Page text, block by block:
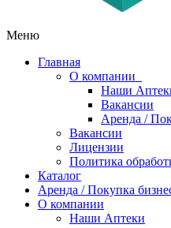
Меню
Главная
О компании
Наши
Вакансии
Аренда /
Вакансии
Лицензии
Политика
Каталог
Аренда / Покупка
О компании
Наши Аптеки